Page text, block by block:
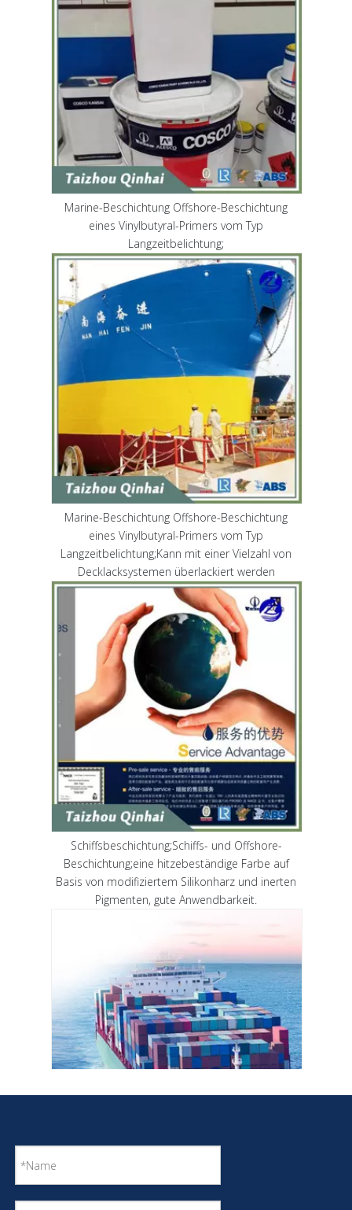
Marine-Beschichtung Offshore-Beschichtung
eines Vinylbutyral-Primers vom Typ
Langzeitbelichtung;
Marine-Beschichtung Offshore-Beschichtung
eines Vinylbutyral-Primers vom Typ
Langzeitbelichtung;Kann mit einer Vielzahl von
Decklacksystemen überlackiert werden
Schiffsbeschichtung;Schiffs- und Offshore-
Beschichtung;eine hitzebeständige Farbe auf
Basis von modifiziertem Silikonharz und inerten
Pigmenten, gute Anwendbarkeit.